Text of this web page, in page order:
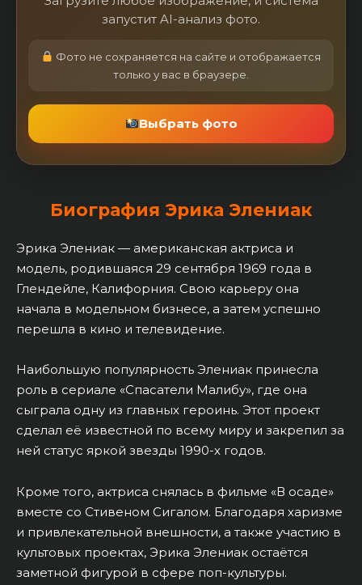
запустит AI-анализ фото.
Фото не сохраняется на сайте и отображается
только у вас в браузере.
Выбрать фото
Биография Эрика Элениак
Эрика Элениак — американская актриса и
модель, родившаяся 29 сентября 1969 года в
Глендейле, Калифорния. Свою карьеру она
начала в модельном бизнесе, а затем успешно
перешла в кино и телевидение.
Наибольшую популярность Элениак принесла
роль в сериале «Спасатели Малибу», где она
сыграла одну из главных героинь. Этот проект
сделал её известной по всему миру и закрепил за
ней статус яркой звезды 1990-х годов.
Кроме того, актриса снялась в фильме «В осаде»
вместе со Стивеном Сигалом. Благодаря харизме
и привлекательной внешности, а также участию в
культовых проектах, Эрика Элениак остаётся
заметной фигурой в сфере поп-культуры.